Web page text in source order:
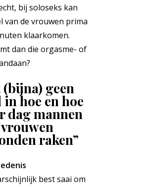
bij soloseks kan
van de vrouwen prima
klaarkomen.
dan die orgasme- of
(bijna) geen
hoe en hoe
dag mannen
raken”
best saai om